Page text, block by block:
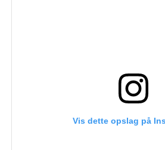
Vis dette opslag på